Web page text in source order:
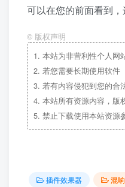
可以在您的前面看到
© 版权声明
1. 本站为非营利性个人网
2. 若您需要长期使用软件
3. 若有内容侵犯到您的合
4. 本站所有资源内容，版
5. 禁止下载使用本站资源
插件效果器 混